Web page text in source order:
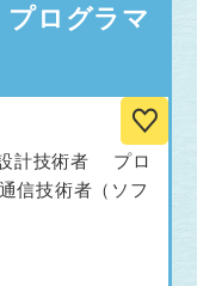
ログラマ
計技術者 プロ
信技術者（ソフ